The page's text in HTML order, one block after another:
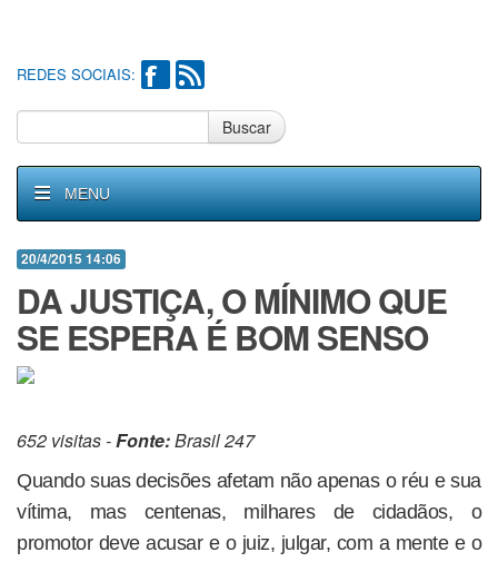
REDES SOCIAIS:
Buscar
MENU
20/4/2015 14:06
DA JUSTIÇA, O MÍNIMO QUE
SE ESPERA É BOM SENSO
652 visitas -Fonte:Brasil 247
Quando suas decisões afetam não apenas o réu e sua
vítima, mas centenas, milhares de cidadãos, o
promotor deve acusar e o juiz, julgar, com a mente e o